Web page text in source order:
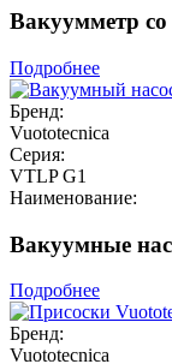
Вакуумметр
Подробнее
Бренд:
Vuototecnica
Серия:
VTLP G1
Наименование:
Вакуумные
Подробнее
Бренд:
Vuototecnica